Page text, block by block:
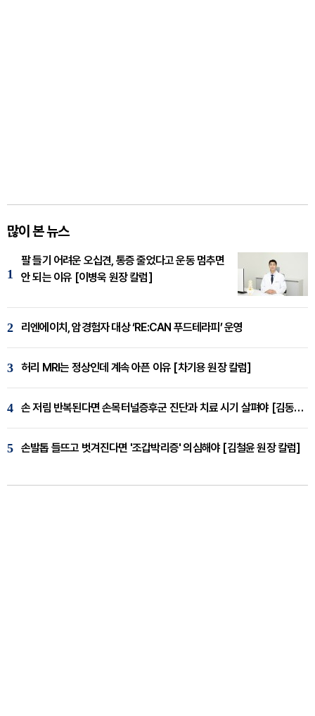
많이 본 뉴스
1
팔 들기 어려운 오십견, 통증 줄었다고 운동 멈추면
안 되는 이유 [이병욱 원장 칼럼]
2 리엔에이치, 암경험자 대상 ‘RE:CAN 푸드테라피’ 운영
3 허리 MRI는 정상인데 계속 아픈 이유 [차기용 원장 칼럼]
4 손 저림 반복된다면 손목터널증후군 진단과 치료 시기 살펴야 [김동현 원장 칼럼]
5 손발톱 들뜨고 벗겨진다면 '조갑박리증' 의심해야 [김철윤 원장 칼럼]